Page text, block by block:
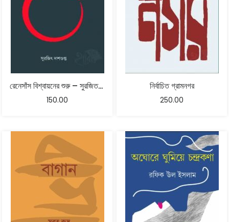
রেনেসাঁস বিশ্বায়নের শুরু – সুরজিত দাশগুপ্ত
150.00
নির্বাচিত গ্রামনগর
250.00